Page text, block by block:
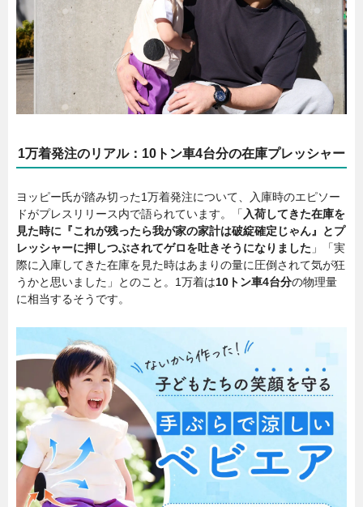
1万着発注のリアル：10トン車4台分の在庫プレッシャー
ヨッピー氏が踏み切った1万着発注について、入庫時のエピソー
ドがプレスリリース内で語られています。「 入荷してきた在庫を
見た時に『これが残ったら我が家の家計は破綻確定じゃん』とプ
レッシャーに押しつぶされてゲロを吐きそうになりました 」「実
際に入庫してきた在庫を見た時はあまりの量に圧倒されて気が狂
うかと思いました」とのこと。1万着は10トン車4台分の物理量
に相当するそうです。